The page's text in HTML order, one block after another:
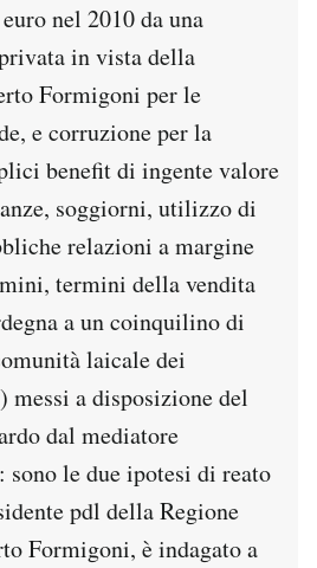
nel 2010 da una
in vista della
Formigoni per le
e corruzione per la
benefit di ingente valore
soggiorni, utilizzo di
relazioni a margine
termini della vendita
a un coinquilino di
laicale dei
a disposizione del
dal mediatore
sono le due ipotesi di reato
pdl della Regione
Formigoni, è indagato a